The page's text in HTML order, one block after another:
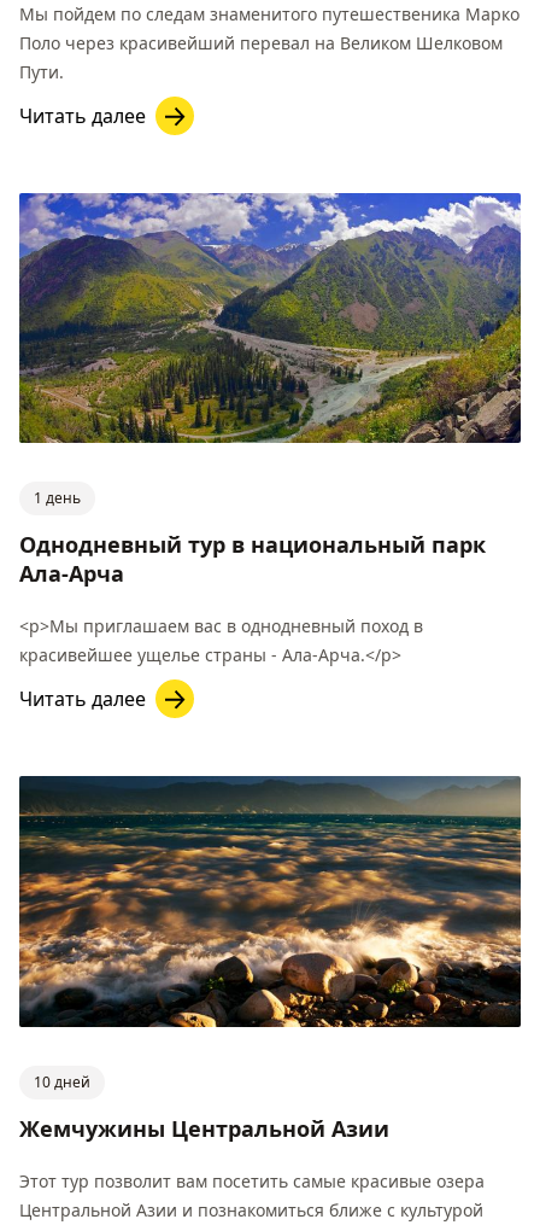
Мы пойдем по следам знаменитого путешественика Марко
Поло через красивейший перевал на Великом Шелковом
Пути.
Читать далее
1 день
Однодневный тур в национальный парк
Ала-Арча
<p>Мы приглашаем вас в однодневный поход в
красивейшее ущелье страны - Ала-Арча.</p>
Читать далее
10 дней
Жемчужины Центральной Азии
Этот тур позволит вам посетить самые красивые озера
Центральной Азии и познакомиться ближе с культурой